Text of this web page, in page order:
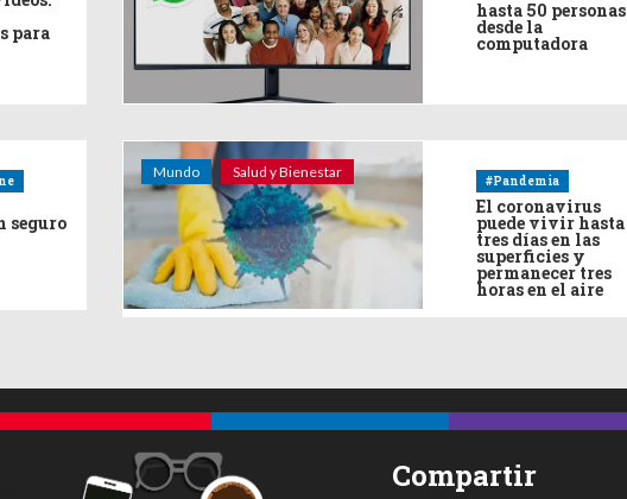
para
hasta 50 personas
desde la
computadora
seguro
Mundo Salud y Bienestar
#Pandemia
El coronavirus
puede vivir hasta
tres días en las
superficies y
permanecer tres
horas en el aire
Compartir